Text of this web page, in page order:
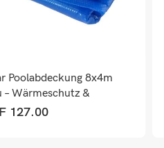
Poolabdeckung 8x4m
– Wärmeschutz &
200µm
127.00